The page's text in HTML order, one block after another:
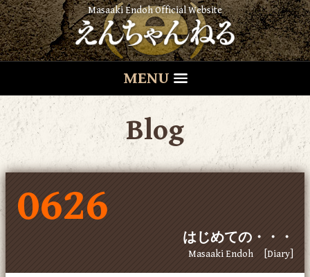
Masaaki Endoh Official Website
MENU
Blog
0626
はじめての・・・
Masaaki Endoh [Diary]